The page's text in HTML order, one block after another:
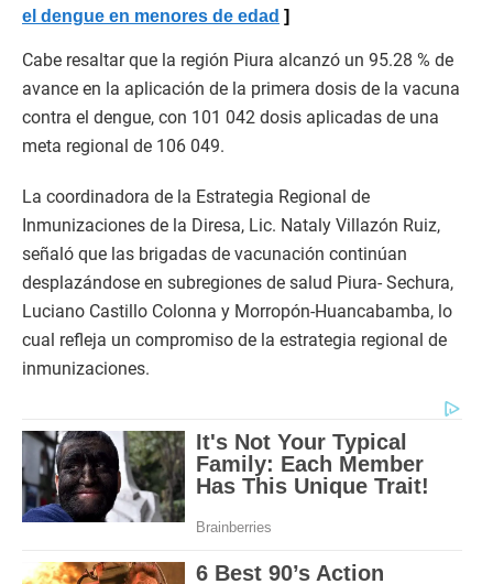
el dengue en menores de edad
Cabe resaltar que la región Piura alcanzó un 95.28 % de
avance en la aplicación de la primera dosis de la vacuna
contra el dengue, con 101 042 dosis aplicadas de una
meta regional de 106 049.
La coordinadora de la Estrategia Regional de
Inmunizaciones de la Diresa, Lic. Nataly Villazón Ruiz,
señaló que las brigadas de vacunación continúan
desplazándose en subregiones de salud Piura- Sechura,
Luciano Castillo Colonna y Morropón-Huancabamba, lo
cual refleja un compromiso de la estrategia regional de
inmunizaciones.